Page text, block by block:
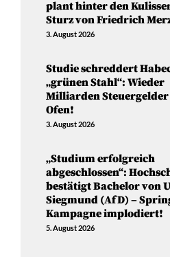
plant hinter den
Sturz von Friedrich
3. August 2026
Studie schreddert
„grünen Stahl“: Wieder
Milliarden
Ofen!
3. August 2026
„Studium erfolgreich
abgeschlossen“:
bestätigt Bachelor von
Siegmund (AfD) –
Kampagne implodiert!
5. August 2026